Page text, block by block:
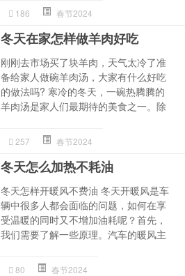
186 春节2024
冬天在家怎样做羊肉好吃
刚刚去市场买了块羊肉，天气太冷了准
备给家人做碗羊肉汤，大家有什么好吃
的做法吗? 寒冷的冬天，一碗热腾腾的
羊肉汤是家人们最期待的美食之一。除
257 春节2024
冬天怎么加热不耗油
冬天怎样开暖风不费油 冬天开暖风是车
辆中很多人都会面临的问题，如何在享
受温暖的同时又不增加油耗呢？首先，
我们需要了解一些原理。汽车的暖风主
80 春节2024